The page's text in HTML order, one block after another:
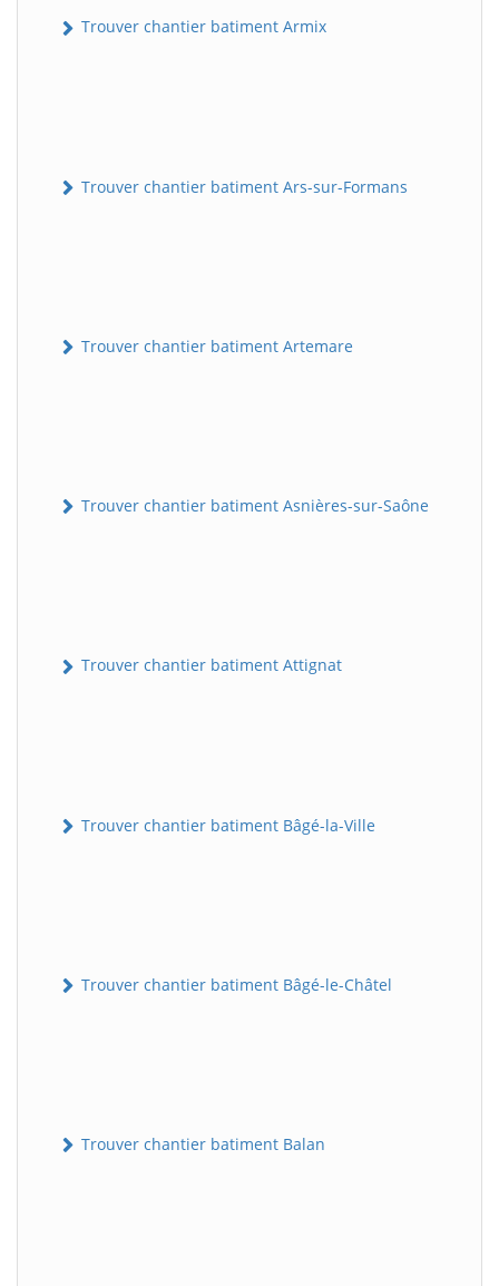
Trouver chantier batiment Armix
Trouver chantier batiment Ars-sur-Formans
Trouver chantier batiment Artemare
Trouver chantier batiment Asnières-sur-Saône
Trouver chantier batiment Attignat
Trouver chantier batiment Bâgé-la-Ville
Trouver chantier batiment Bâgé-le-Châtel
Trouver chantier batiment Balan